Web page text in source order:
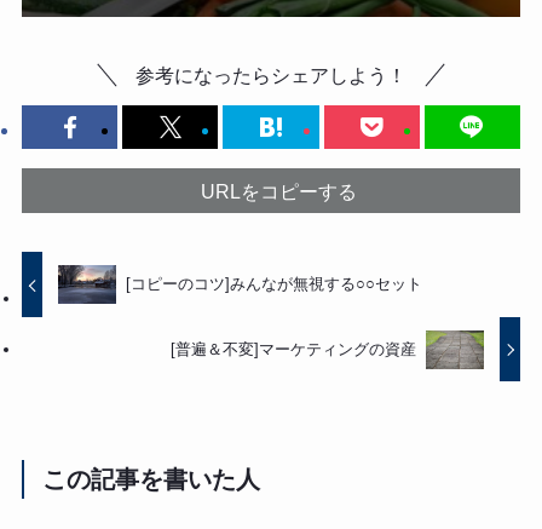
参考になったらシェアしよう！
URLをコピーする
[コピーのコツ]みんなが無視する○○セット
[普遍＆不変]マーケティングの資産
この記事を書いた人